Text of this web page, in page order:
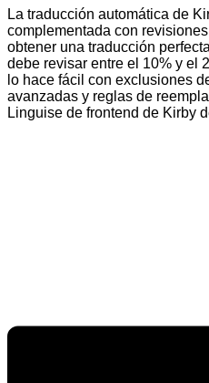
La traducción automática de
complementada con
obtener una traducción
debe revisar entre el 10% y el
lo hace fácil con exclusiones
avanzadas y reglas de
Linguise de frontend de Kirby